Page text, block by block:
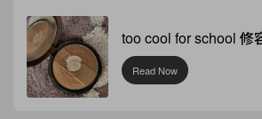
too cool for school 修
Read Now